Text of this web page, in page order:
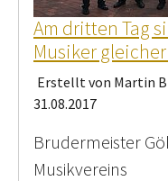
Am dritten Tag
Musiker
Erstellt von Martin
31.08.2017
Brudermeister
Musikvereins